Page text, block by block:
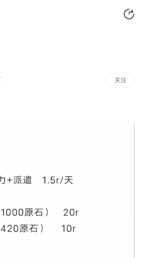
关注